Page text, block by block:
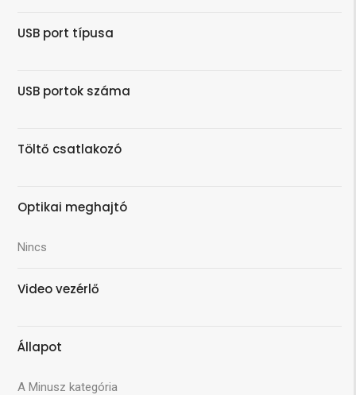
USB port típusa
USB portok száma
Töltő csatlakozó
Optikai meghajtó
Nincs
Video vezérlő
Állapot
A Minusz kategória